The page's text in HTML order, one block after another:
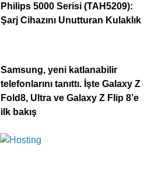
Philips 5000 Serisi (TAH5209):
Şarj Cihazını Unutturan Kulaklık
Samsung, yeni katlanabilir
telefonlarını tanıttı. İşte Galaxy Z
Fold8, Ultra ve Galaxy Z Flip 8’e
ilk bakış